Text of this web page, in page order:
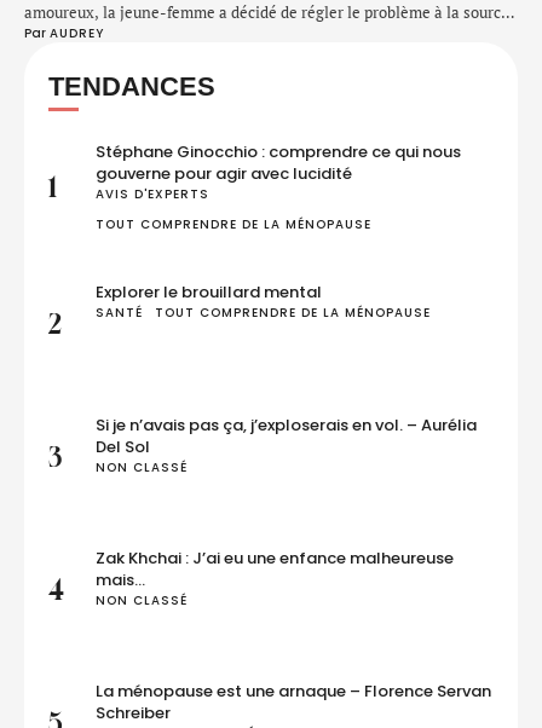
amoureux, la jeune-femme a décidé de régler le problème à la source
et d’en finir avec ses vieux schémas et autres croyances limitantes.
le chemin de l’acceptation et de l’amour de soi, pour …
Par AUDREY
TENDANCES
1
Stéphane Ginocchio : comprendre ce qui nous
gouverne pour agir avec lucidité
AVIS D'EXPERTS
TOUT COMPRENDRE DE LA MÉNOPAUSE
2
Explorer le brouillard mental
SANTÉ TOUT COMPRENDRE DE LA MÉNOPAUSE
3
Si je n’avais pas ça, j’exploserais en vol. – Aurélia
Del Sol
NON CLASSÉ
4
Zak Khchai : J’ai eu une enfance malheureuse
mais…
NON CLASSÉ
La ménopause est une arnaque – Florence Servan
Schreiber